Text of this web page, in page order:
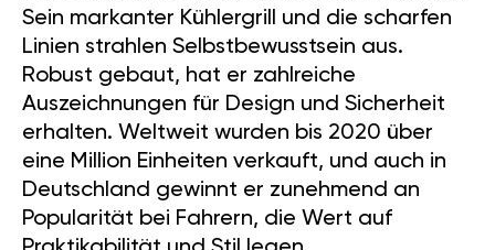
Sein markanter Kühlergrill und die scharfen
Linien strahlen Selbstbewusstsein aus.
Robust gebaut, hat er zahlreiche
Auszeichnungen für Design und Sicherheit
erhalten. Weltweit wurden bis 2020 über
eine Million Einheiten verkauft, und auch in
Deutschland gewinnt er zunehmend an
Popularität bei Fahrern, die Wert auf